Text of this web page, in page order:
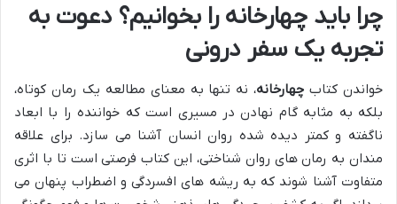
چرا باید چهارخانه را بخوانیم؟ دعوت به
تجربه یک سفر درونی
خواندن کتاب چهارخانه، نه تنها به معنای مطالعه یک رمان کوتاه،
بلکه به مثابه گام نهادن در مسیری است که خواننده را با ابعاد
ناگفته و کمتر دیده شده روان انسان آشنا می سازد. برای علاقه
مندان به رمان های روان شناختی، این کتاب فرصتی است تا با اثری
متفاوت آشنا شوند که به ریشه های افسردگی و اضطراب پنهان می